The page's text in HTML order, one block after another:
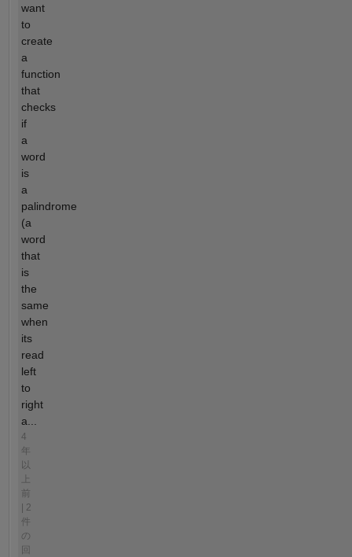
want
to
create
a
function
that
checks
if
a
word
is
a
palindrome
(a
word
that
is
the
same
when
its
read
left
to
right
a...
4
年
以
前
| 2
件
の
回